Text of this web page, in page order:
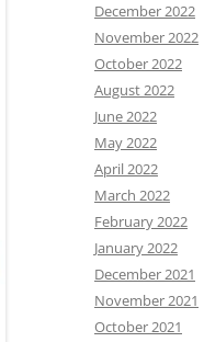
December 2022
November 2022
October 2022
August 2022
June 2022
May 2022
April 2022
March 2022
February 2022
January 2022
December 2021
November 2021
October 2021